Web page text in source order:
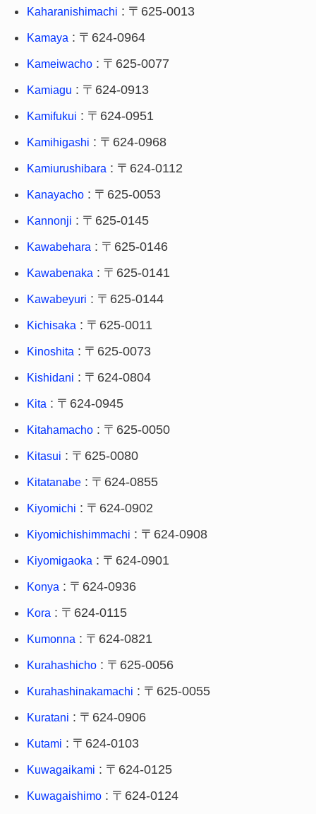
Kaharanishimachi : 〒625-0013
Kamaya : 〒624-0964
Kameiwacho : 〒625-0077
Kamiagu : 〒624-0913
Kamifukui : 〒624-0951
Kamihigashi : 〒624-0968
Kamiurushibara : 〒624-0112
Kanayacho : 〒625-0053
Kannonji : 〒625-0145
Kawabehara : 〒625-0146
Kawabenaka : 〒625-0141
Kawabeyuri : 〒625-0144
Kichisaka : 〒625-0011
Kinoshita : 〒625-0073
Kishidani : 〒624-0804
Kita : 〒624-0945
Kitahamacho : 〒625-0050
Kitasui : 〒625-0080
Kitatanabe : 〒624-0855
Kiyomichi : 〒624-0902
Kiyomichishimmachi : 〒624-0908
Kiyomigaoka : 〒624-0901
Konya : 〒624-0936
Kora : 〒624-0115
Kumonna : 〒624-0821
Kurahashicho : 〒625-0056
Kurahashinakamachi : 〒625-0055
Kuratani : 〒624-0906
Kutami : 〒624-0103
Kuwagaikami : 〒624-0125
Kuwagaishimo : 〒624-0124